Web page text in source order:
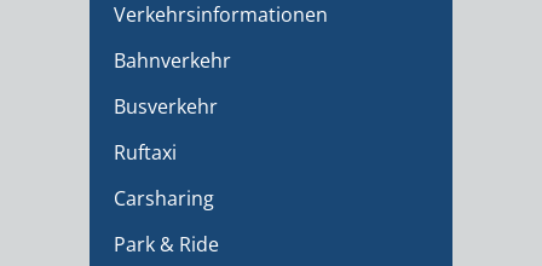
Verkehrsinformationen
Bahnverkehr
Busverkehr
Ruftaxi
Carsharing
Park & Ride